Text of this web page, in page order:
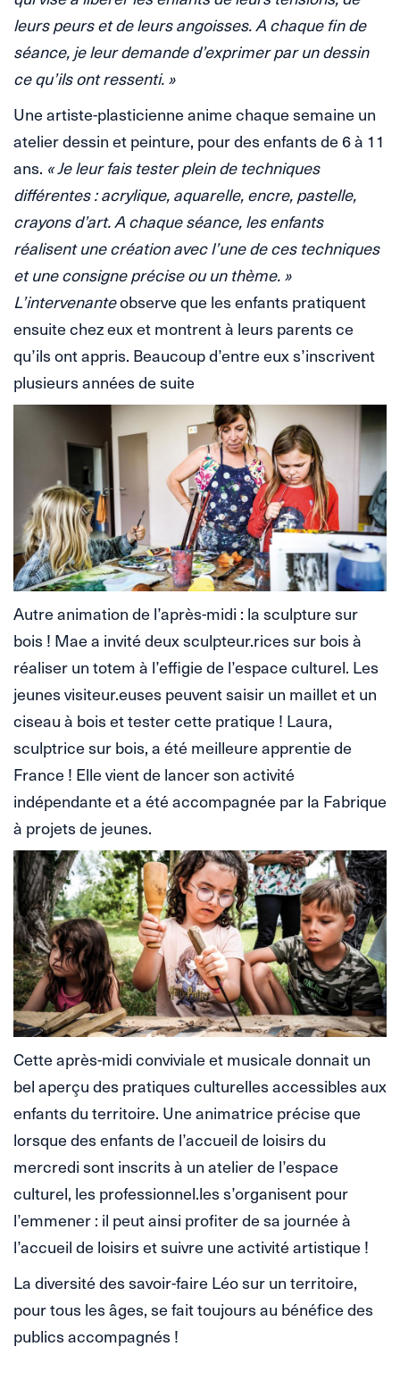
leurs peurs et de leurs angoisses. A chaque fin de
séance, je leur demande d’exprimer par un dessin
ce qu’ils ont ressenti. »
Une artiste-plasticienne anime chaque semaine un
atelier dessin et peinture, pour des enfants de 6 à 11
ans. « Je leur fais tester plein de techniques
différentes : acrylique, aquarelle, encre, pastelle,
crayons d’art. A chaque séance, les enfants
réalisent une création avec l’une de ces techniques
et une consigne précise ou un thème. »
L’intervenanteobserve que les enfants pratiquent
ensuite chez eux et montrent à leurs parents ce
qu’ils ont appris. Beaucoup d’entre eux s’inscrivent
plusieurs années de suite
Autre animation de l’après-midi : la sculpture sur
bois ! Mae a invité deux sculpteur.rices sur bois à
réaliser un totem à l’effigie de l’espace culturel. Les
jeunes visiteur.euses peuvent saisir un maillet et un
ciseau à bois et tester cette pratique ! Laura,
sculptrice sur bois, a été meilleure apprentie de
France ! Elle vient de lancer son activité
indépendante et a été accompagnée par la Fabrique
à projets de jeunes.
Cette après-midi conviviale et musicale donnait un
bel aperçu des pratiques culturelles accessibles aux
enfants du territoire. Une animatrice précise que
lorsque des enfants de l’accueil de loisirs du
mercredi sont inscrits à un atelier de l’espace
culturel, les professionnel.les s’organisent pour
l’emmener : il peut ainsi profiter de sa journée à
l’accueil de loisirs et suivre une activité artistique !
La diversité des savoir-faire Léo sur un territoire,
pour tous les âges, se fait toujours au bénéfice des
publics accompagnés !